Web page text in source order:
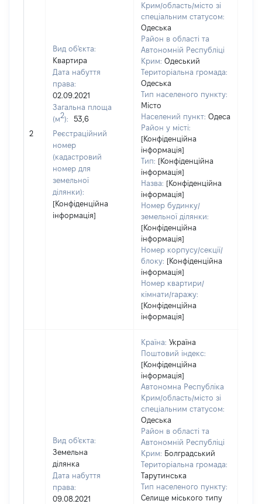
2
Вид об'єкта:
Квартира
Дата набуття
права:
02.09.2021
Загальна площа
(м2):
53,6
Реєстраційний
номер
(кадастровий
номер для
земельної
ділянки):
[Конфіденційна
інформація]
Крим/область/місто зі
спеціальним статусом:
Одеська
Район в області та
Автономній Республіці
Крим: Одеський
Територіальна громада:
Одеська
Тип населеного пункту:
Місто
Населений пункт: Одеса
Район у місті:
[Конфіденційна
інформація]
Тип: [Конфіденційна
інформація]
Назва: [Конфіденційна
інформація]
Номер будинку/
земельної ділянки:
[Конфіденційна
інформація]
Номер корпусу/секції/
блоку: [Конфіденційна
інформація]
Номер квартири/
кімнати/гаражу:
[Конфіденційна
інформація]
Вид об'єкта:
Земельна
ділянка
Дата набуття
права:
09.08.2021
Країна: Україна
Поштовий індекс:
[Конфіденційна
інформація]
Автономна Республіка
Крим/область/місто зі
спеціальним статусом:
Одеська
Район в області та
Автономній Республіці
Крим: Болградський
Територіальна громада:
Тарутинська
Тип населеного пункту:
Селище міського типу